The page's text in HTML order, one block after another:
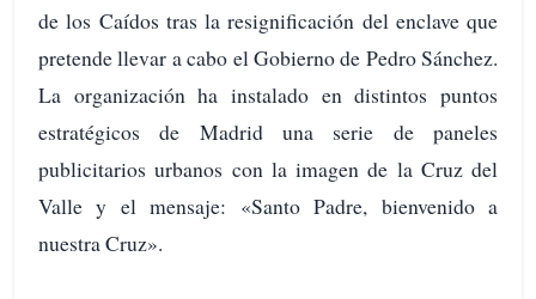
de los Caídos tras la resignificación del enclave que
pretende llevar a cabo el Gobierno de Pedro Sánchez.
La organización ha instalado en distintos puntos
estratégicos de Madrid una serie de paneles
publicitarios urbanos con la imagen de la Cruz del
Valle y el mensaje: «Santo Padre, bienvenido a
nuestra Cruz».